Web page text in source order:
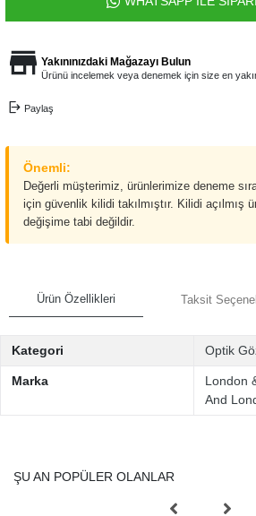
Yakınınızdaki Mağazayı Bulun
Ürünü incelemek veya denemek için size en
Paylaş
Önemli:
Değerli müşterimiz, ürünlerimize deneme
için güvenlik kilidi takılmıştır. Kilidi açılmış
değişime tabi değildir.
Ürün Özellikleri Taksit
Kategori Optik
Marka London
And
ŞU AN POPÜLER OLANLAR